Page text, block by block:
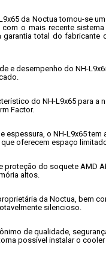
da Noctua tornou-se
o mais recente
total do fabricante
e desempenho do NH-
do NH-L9x65 para a
Factor.
o NH-L9x65 tem
oferecem espaço
proteção do soquete AMD
altos.
da Noctua, bem
silencioso.
de qualidade,
possível instalar o